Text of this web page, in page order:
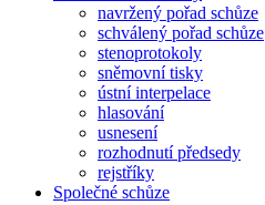
navržený pořad schůze
schválený pořad schůze
stenoprotokoly
sněmovní tisky
ústní interpelace
hlasování
usnesení
rozhodnutí předsedy
rejstříky
Společné schůze